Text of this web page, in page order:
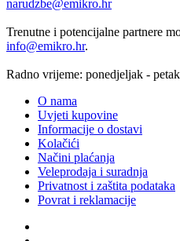
narudzbe@emikro.hr
Trenutne i potencijalne partnere
info@emikro.hr.
Radno vrijeme: ponedjeljak -
O nama
Uvjeti kupovine
Informacije o dostavi
Kolačići
Načini plaćanja
Veleprodaja i suradnja
Privatnost i zaštita podataka
Povrat i reklamacije